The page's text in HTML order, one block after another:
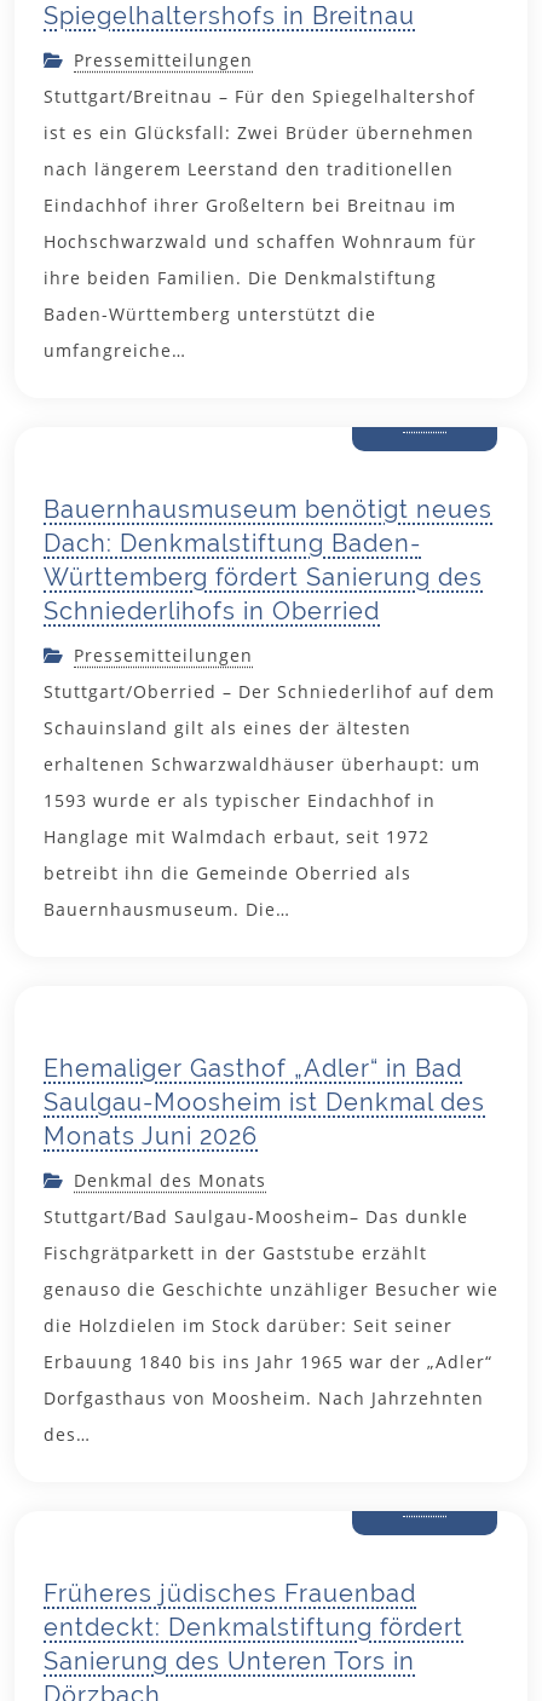
Spiegelhaltershofs in Breitnau
Pressemitteilungen
Stuttgart/Breitnau – Für den Spiegelhaltershof
ist es ein Glücksfall: Zwei Brüder übernehmen
nach längerem Leerstand den traditionellen
Eindachhof ihrer Großeltern bei Breitnau im
Hochschwarzwald und schaffen Wohnraum für
ihre beiden Familien. Die Denkmalstiftung
Baden-Württemberg unterstützt die
umfangreiche…
Bauernhausmuseum benötigt neues
Dach: Denkmalstiftung Baden-
Württemberg fördert Sanierung des
Schniederlihofs in Oberried
Pressemitteilungen
Stuttgart/Oberried – Der Schniederlihof auf dem
Schauinsland gilt als eines der ältesten
erhaltenen Schwarzwaldhäuser überhaupt: um
1593 wurde er als typischer Eindachhof in
Hanglage mit Walmdach erbaut, seit 1972
betreibt ihn die Gemeinde Oberried als
Bauernhausmuseum. Die…
Ehemaliger Gasthof „Adler“ in Bad
Saulgau-Moosheim ist Denkmal des
Monats Juni 2026
Denkmal des Monats
Stuttgart/Bad Saulgau-Moosheim– Das dunkle
Fischgrätparkett in der Gaststube erzählt
genauso die Geschichte unzähliger Besucher wie
die Holzdielen im Stock darüber: Seit seiner
Erbauung 1840 bis ins Jahr 1965 war der „Adler“
Dorfgasthaus von Moosheim. Nach Jahrzehnten
des…
Früheres jüdisches Frauenbad
entdeckt: Denkmalstiftung fördert
Sanierung des Unteren Tors in
Dörzbach